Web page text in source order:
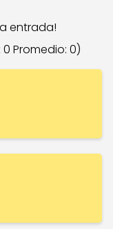
entrada!
0 Promedio: 0)